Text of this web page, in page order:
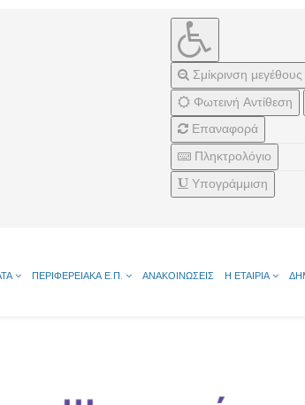
Σμίκρινση μεγέθους
Φωτεινή Αντίθεση
Επαναφορά
Πληκτρολόγιο
Υπογράμμιση
ΠΕΡΙΦΕΡΕΙΑΚΑ Ε.Π. ΑΝΑΚΟΙΝΩΣΕΙΣ Η ΕΤΑΙΡΙΑ